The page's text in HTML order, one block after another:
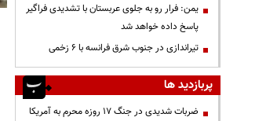
یمن: فرار رو به جلوی عربستان با تشدیدی فراگیر
پاسخ داده خواهد شد
تیراندازی در جنوب شرق فرانسه با ۶ زخمی
پربازدید ها
ضربات شدیدی در جنگ ۱۷ روزه محرم به آمریکا